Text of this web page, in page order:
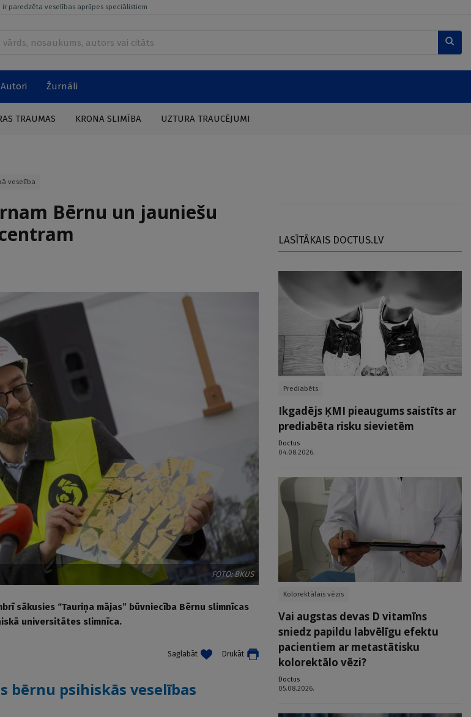
ir paredzēta veselības aprūpes speciālistiem
Autori Žurnāli
TRAUMAS KRONA SLIMĪBA UZTURA TRAUCĒJUMI
veselība
Bērnu un jauniešu
FOTO: BKUS
sākusies “Tauriņa mājas” būvniecība Bērnu slimnīcas
universitātes slimnīca.
Saglabāt Drukāt
bērnu psihiskās veselības
LASĪTĀKAIS DOCTUS.LV
Prediabēts
Ikgadējs ĶMI pieaugums saistīts ar
prediabēta risku sievietēm
Doctus
04.08.2026.
Kolorektālais vēzis
Vai augstas devas D vitamīns
sniedz papildu labvēlīgu efektu
pacientiem ar metastātisku
kolorektālo vēzi?
Doctus
05.08.2026.